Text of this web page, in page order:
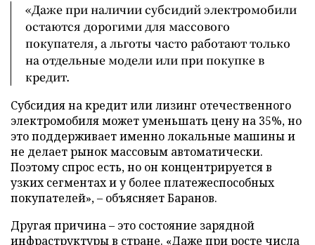
«Даже при наличии субсидий электромобили
остаются дорогими для массового
покупателя, а льготы часто работают только
на отдельные модели или при покупке в
кредит.
Субсидия на кредит или лизинг отечественного
электромобиля может уменьшать цену на 35%, но
это поддерживает именно локальные машины и
не делает рынок массовым автоматически.
Поэтому спрос есть, но он концентрируется в
узких сегментах и у более платежеспособных
покупателей», – объясняет Баранов.
Другая причина – это состояние зарядной
инфраструктуры в стране. «Даже при росте числа